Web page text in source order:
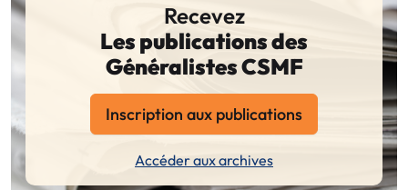
Recevez
Les publications des
Généralistes CSMF
Inscription aux publications
Accéder aux archives